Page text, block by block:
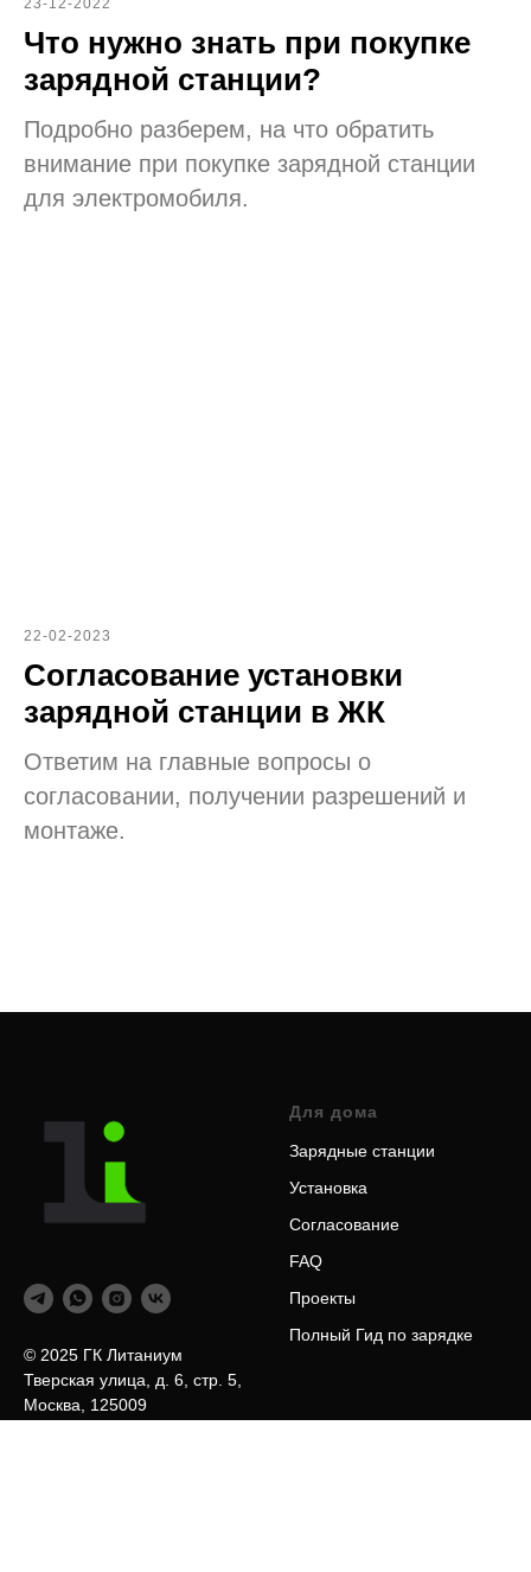
23-12-2022
Что нужно знать при покупке
зарядной станции?
Подробно разберем, на что обратить
внимание при покупке зарядной станции
для электромобиля.
22-02-2023
Согласование установки
зарядной станции в ЖК
Ответим на главные вопросы о
согласовании, получении разрешений и
монтаже.
© 2025 ГК Литаниум
Тверская улица, д. 6, стр. 5,
Москва, 125009
Для дома
Зарядные станции
Установка
Согласование
FAQ
Проекты
Полный Гид по зарядке